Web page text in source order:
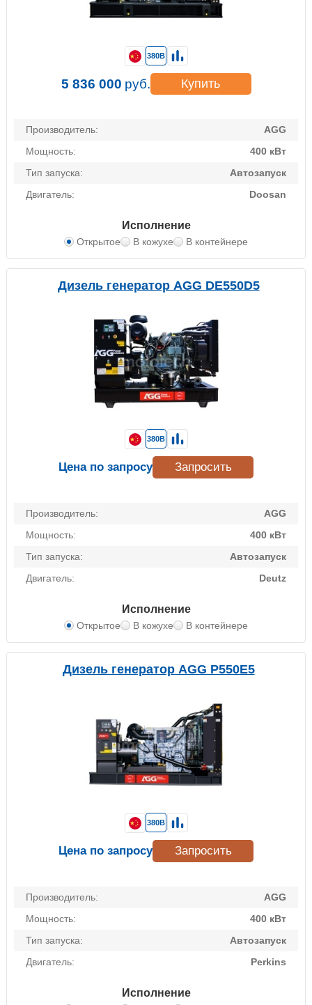
Производитель:
AGG
Мощность:
400 кВт
Тип запуска:
Автозапуск
Двигатель:
Doosan
Исполнение
Открытое В кожухе В контейнере
380В
5 836 000 руб. Купить
Дизель генератор AGG DE550D5
Производитель:
AGG
Мощность:
400 кВт
Тип запуска:
Автозапуск
Двигатель:
Deutz
Исполнение
Открытое В кожухе В контейнере
380В
Цена по запросу Запросить
Дизель генератор AGG P550E5
Производитель:
AGG
Мощность:
400 кВт
Тип запуска:
Автозапуск
Двигатель:
Perkins
Исполнение
380В
Цена по запросу Запросить